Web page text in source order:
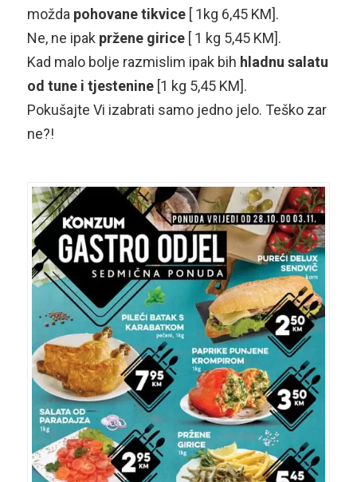
možda pohovane tikvice[ 1kg 6,45 KM].
Ne, ne ipak pržene girice[ 1 kg 5,45 KM].
Kad malo bolje razmislim ipak bih hladnu salatu
od tune i tjestenine[1 kg 5,45 KM].
Pokušajte Vi izabrati samo jedno jelo. Teško zar
ne?!